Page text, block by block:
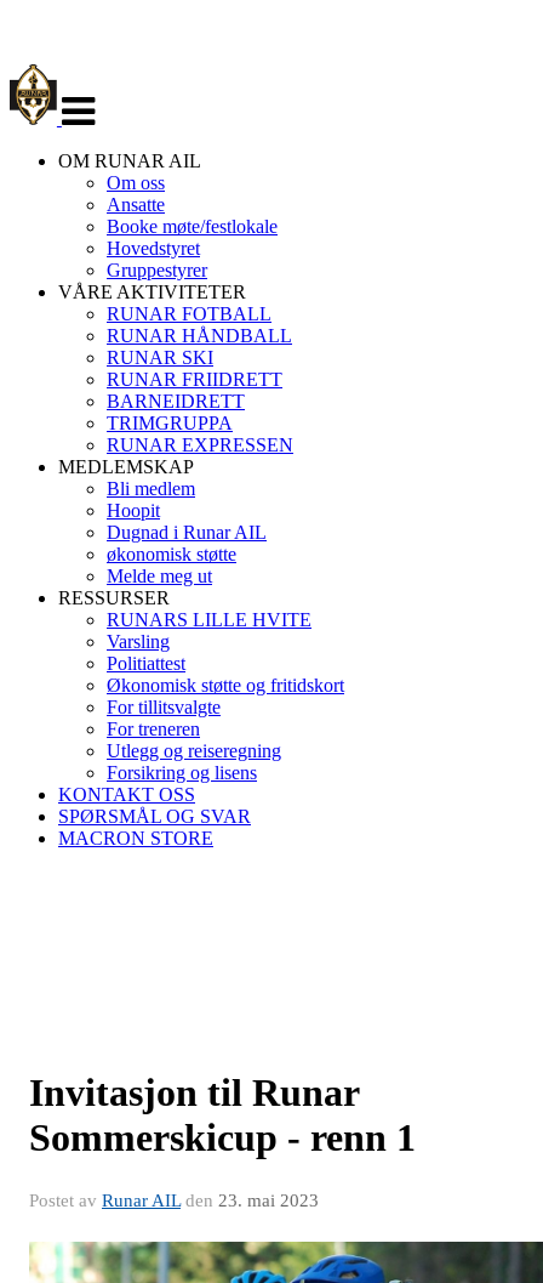
navigasjon
OM RUNAR AIL
Om oss
Ansatte
Booke møte/festlokale
Hovedstyret
Gruppestyrer
VÅRE AKTIVITETER
RUNAR FOTBALL
RUNAR HÅNDBALL
RUNAR SKI
RUNAR FRIIDRETT
BARNEIDRETT
TRIMGRUPPA
RUNAR EXPRESSEN
MEDLEMSKAP
Bli medlem
Hoopit
Dugnad i Runar AIL
økonomisk støtte
Melde meg ut
RESSURSER
RUNARS LILLE HVITE
Varsling
Politiattest
Økonomisk støtte og fritidskort
For tillitsvalgte
For treneren
Utlegg og reiseregning
Forsikring og lisens
KONTAKT OSS
SPØRSMÅL OG SVAR
MACRON STORE
Invitasjon til Runar
Sommerskicup - renn 1
Postet av Runar AILden 23. mai 2023